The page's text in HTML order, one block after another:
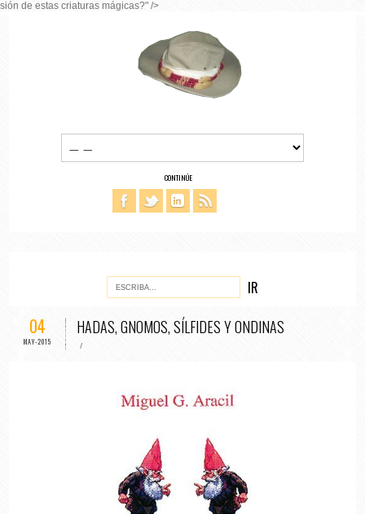
sión de estas criaturas mágicas?" />
CONTINÚE
04
MAY-2015
HADAS, GNOMOS, SÍLFIDES Y ONDINAS
/